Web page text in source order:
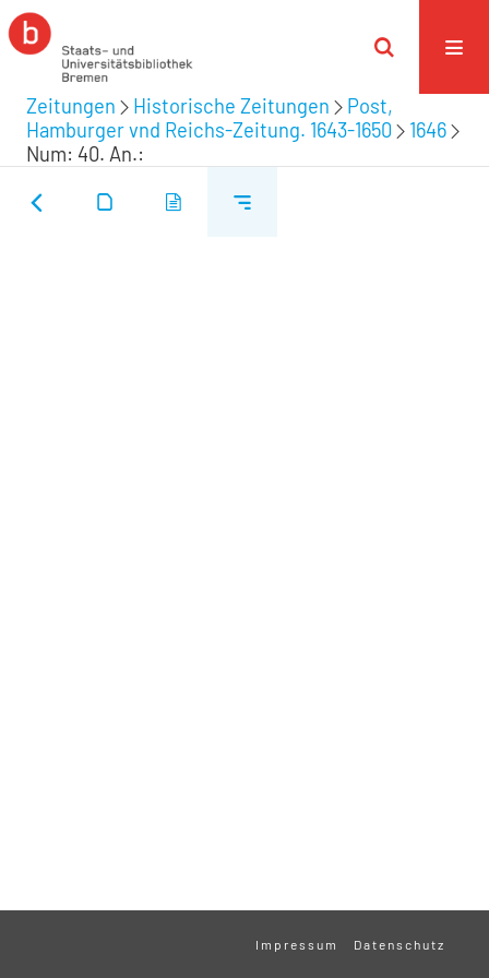
Zeitungen Historische Zeitungen
Post,
Hamburger vnd Reichs-Zeitung. 1643-1650
1646
Num: 40. An.:
Impressum Datenschutz